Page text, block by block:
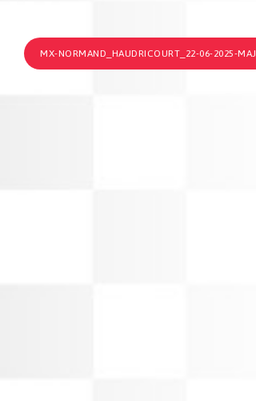
MX-NORMAND_HAUDRICOURT_22-06-2025-MAJ